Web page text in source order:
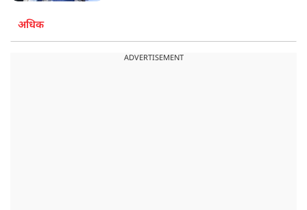
अधिक
ADVERTISEMENT